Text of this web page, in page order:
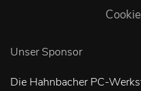
Unser Sponsor
Die Hahnbacher PC-